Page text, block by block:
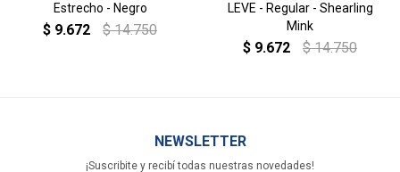
Estrecho - Negro
$ 9.672 $ 14.750
LEVE - Regular - Shearling
Mink
$ 9.672 $ 14.750
NEWSLETTER
¡Suscribite y recibí todas nuestras novedades!